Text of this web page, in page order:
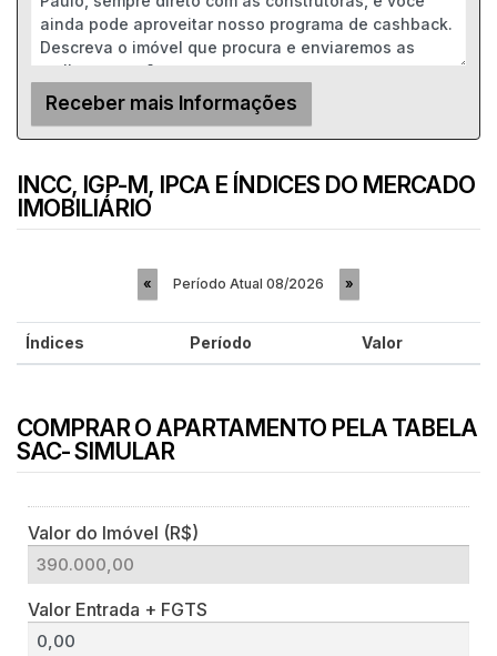
INCC, IGP-M, IPCA E ÍNDICES DO MERCADO
IMOBILIÁRIO
« Período Atual 08/2026 »
Índices Período Valor
COMPRAR O APARTAMENTO PELA TABELA
SAC- SIMULAR
Valor do Imóvel (R$)
Valor Entrada + FGTS